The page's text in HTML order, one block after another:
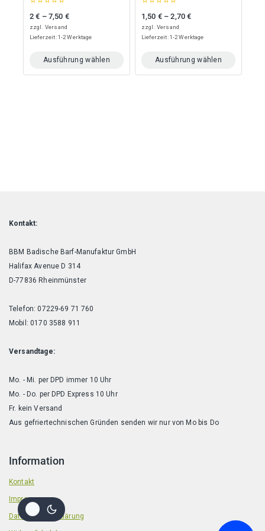
out
of
2€ – 7,50 €Preisspanne: 2 € bis 7,50 €
zzgl. Versand
Lieferzeit: 1-2 Werktage
Ausführung wählen
Dieses
werden
out
of
1,50 € –2,70€Preisspanne: 1,50 € bis 2,70 €
zzgl. Versand
Lieferzeit: 1-2 Werktage
Ausführung wählen
Dieses
Kontakt:
BBM Badische Barf-Manufaktur GmbH
Halifax Avenue D 314
D-77836 Rheinmünster
Telefon: 07229-69 71 760
Mobil: 0170 3588 911
Versandtage:
Mo. - Mi. per DPD immer 10 Uhr
Mo. - Do. per DPD Express 10 Uhr
Fr. kein Versand
Aus gefriertechnischen Gründen senden wir nur von Mo bis Do
Information
Kontakt
Impressum
Datenschutzerklärung